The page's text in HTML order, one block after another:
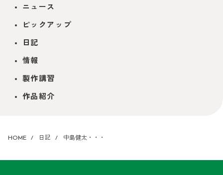
ニュース
ピックアップ
日記
情報
製作講習
作品紹介
HOME 日記 中島健太・・・